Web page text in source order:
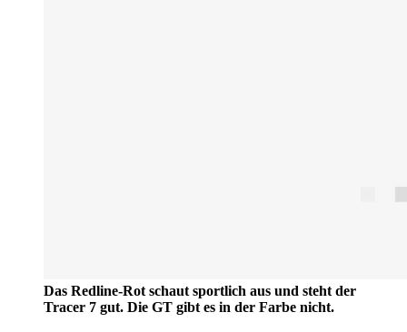
Das Redline-Rot schaut sportlich aus und steht der
Tracer 7 gut. Die GT gibt es in der Farbe nicht.